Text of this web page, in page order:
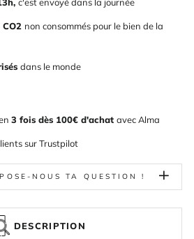
c'est envoyé dans la journée
non consommés pour le bien de la
dans le monde
3 fois dès 100€ d'achat avecAlma
sur Trustpilot
NOUS TA QUESTION !
DESCRIPTION